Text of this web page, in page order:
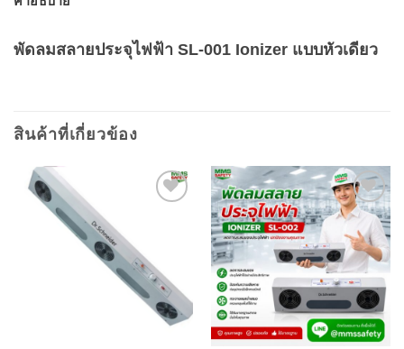
พัดลมสลายประจุไฟฟ้า SL-001 Ionizer แบบหัวเดียว
สินค้าที่เกี่ยวข้อง
Add to
wishlist